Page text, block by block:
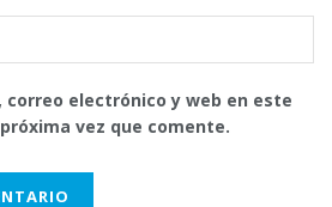
correo electrónico y web en este
vez que comente.